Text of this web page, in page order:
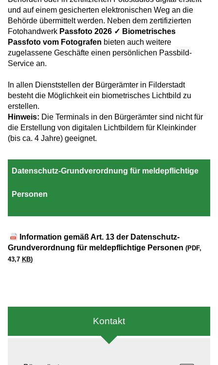
und auf einem gesicherten elektronischen Weg an die
Behörde übermittelt werden. Neben dem zertifizierten
Fotohandwerk Passfoto 2026 ✓ Biometrisches
Passfoto vom Fotografen bieten auch weitere
zugelassene Geschäfte einen persönlichen Passbild-
Service an.
In allen Dienststellen der Bürgerämter in Filderstadt
besteht die Möglichkeit ein biometrisches Lichtbild zu
erstellen.
Hinweis: Die Terminals in den Bürgerämter sind nicht für
die Erstellung von digitalen Lichtbildern für Kleinkinder
(bis ca. 4 Jahre) geeignet.
Datenschutz-Grundverordnung für meldepflichtige
Personen
Information gemäß Art. 13 der Datenschutz-
Grundverordnung für meldepflichtige Personen (PDF,
43,7 KB)
Kontakt